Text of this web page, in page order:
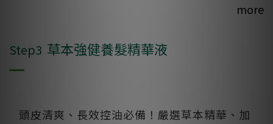
more
Step3 草本強健養髮精華液
頭皮清爽、長效控油必備！嚴選草本精華、加